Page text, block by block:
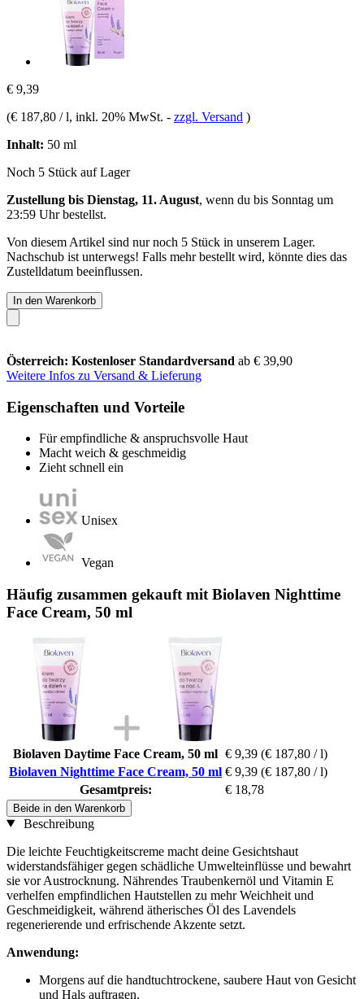
€ 9,39
(€ 187,80 / l, inkl. 20% MwSt. - zzgl. Versand )
Inhalt: 50 ml
Noch 5 Stück auf Lager
Zustellung bis Dienstag, 11. August, wenn du bis Sonntag um
23:59 Uhrbestellst.
Von diesem Artikel sind nur noch 5 Stück in unserem Lager.
Nachschub ist unterwegs! Falls mehr bestellt wird, könnte dies das
Zustelldatum beeinflussen.
In den Warenkorb
Österreich: Kostenloser Standardversand ab € 39,90
Weitere Infos zu Versand & Lieferung
Eigenschaften und Vorteile
Für empfindliche & anspruchsvolle Haut
Macht weich & geschmeidig
Zieht schnell ein
Unisex
Vegan
Häufig zusammen gekauft mit Biolaven Nighttime
Face Cream, 50 ml
Biolaven Daytime Face Cream, 50 ml € 9,39 (€ 187,80 / l)
Biolaven Nighttime Face Cream, 50 ml € 9,39 (€ 187,80 / l)
Gesamtpreis:
€ 18,78
Beide in den Warenkorb
Beschreibung
Die leichte Feuchtigkeitscreme macht deine Gesichtshaut
widerstandsfähiger gegen schädliche Umwelteinflüsse und bewahrt
sie vor Austrocknung. Nährendes Traubenkernöl und Vitamin E
verhelfen empfindlichen Hautstellen zu mehr Weichheit und
Geschmeidigkeit, während ätherisches Öl des Lavendels
regenerierende und erfrischende Akzente setzt.
Anwendung:
Morgens auf die handtuchtrockene, saubere Haut von Gesicht
und Hals auftragen.